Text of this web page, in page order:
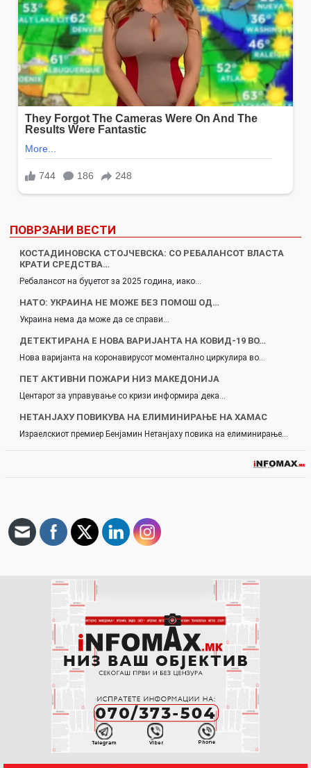
ПОВРЗАНИ ВЕСТИ
КОСТАДИНОВСКА СТОЈЧЕВСКА: СО РЕБАЛАНСОТ ВЛАСТА
КРАТИ СРЕДСТВА…
Ребалансот на буџетот за 2025 година, иако…
НАТО: УКРАИНА НЕ МОЖЕ БЕЗ ПОМОШ ОД…
Украина нема да може да се справи…
ДЕТЕКТИРАНА Е НОВА ВАРИЈАНТА НА КОВИД-19 ВО…
Нова варијанта на коронавирусот моментално циркулира во…
ПЕТ АКТИВНИ ПОЖАРИ НИЗ МАКЕДОНИЈА
Центарот за управување со кризи информира дека…
НЕТАНЈАХУ ПОВИКУВА НА ЕЛИМИНИРАЊЕ НА ХАМАС
Израелскиот премиер Бенјамин Нетанјаху повика на елиминирање…